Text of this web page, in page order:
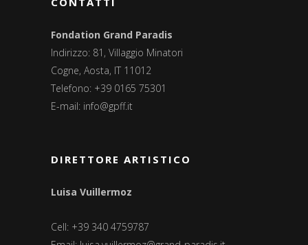
Fondation Grand Paradis
Indirizzo: 81, Villaggio Minatori
Cogne, Aosta, IT 11012
Telefono: +39 0165 75301
E-mail: info@gpff.it
DIRETTORE ARTISTICO
Luisa Vuillermoz
Cell: +39 340 4759787